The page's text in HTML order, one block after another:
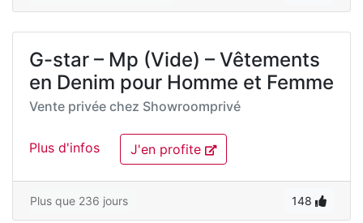
G-star – Mp (Vide) – Vêtements
en Denim pour Homme et Femme
Vente privée chez Showroomprivé
Plus d'infos J'en profite
Plus que 236 jours 148